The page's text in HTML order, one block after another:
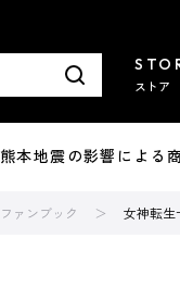
ストア
地震の影響による
ァンブック 女神転